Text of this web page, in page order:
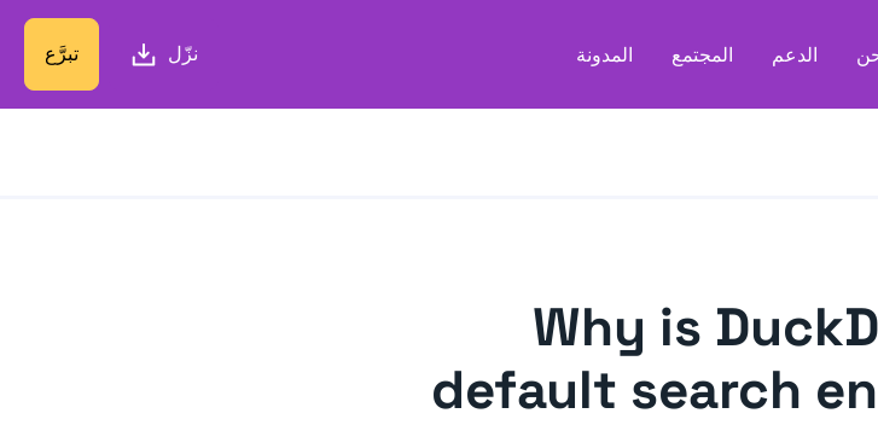
الدعم المجتمع المدونة نزّل تبرَّع
Why is
default search